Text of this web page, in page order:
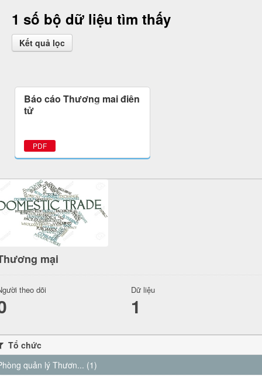
1 số bộ dữ liệu tìm thấy
Kết quả lọc
Báo cáo Thương mại điện
tử
PDF
mại
theo dõi Dữ liệu
1
Tổ chức
quản lý Thươn... (1)